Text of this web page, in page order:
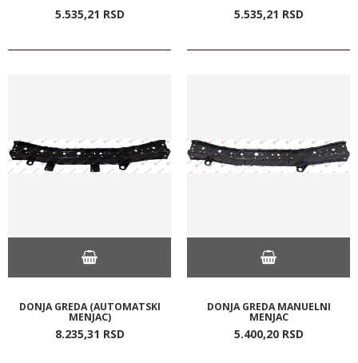
5.535,21 RSD 5.535,21 RSD
DONJA GREDA (AUTOMATSKI
MENJAC)
8.235,31 RSD
DONJA GREDA MANUELNI
MENJAC
5.400,20 RSD